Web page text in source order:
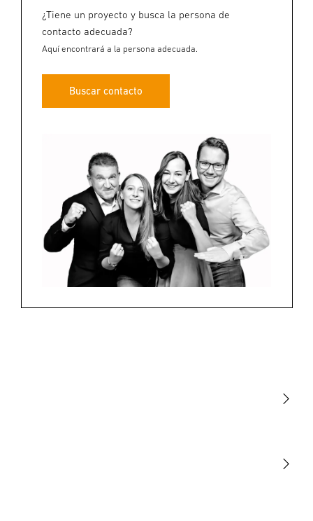
¿Tiene un proyecto y busca la persona de
contacto adecuada?
Aquí encontrará a la persona adecuada.
Buscar contacto